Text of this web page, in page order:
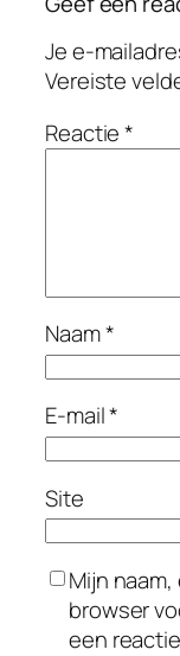
Je e-
Vereiste
Reactie*
Naam*
E-mail*
Site
Mijn
browser
een